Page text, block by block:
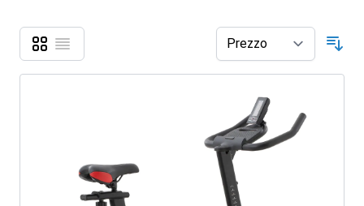
Mostra come
Griglia
Lista